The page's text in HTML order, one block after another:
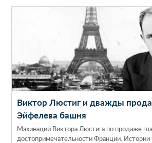
Виктор Люстиг и дважды
Эйфелева башня
Махинации Виктора Люстига по продаже
достопримечательности Франции.